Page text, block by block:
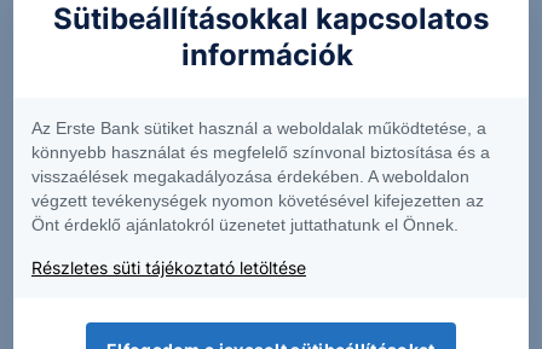
Kitörésre készül az Nvidia
ELEMZÉS
Sütibeállításokkal kapcsolatos
információk
Az Erste Bank sütiket használ a weboldalak működtetése, a
könnyebb használat és megfelelő színvonal biztosítása és a
visszaélések megakadályozása érdekében. A weboldalon
végzett tevékenységek nyomon követésével kifejezetten az
Önt érdeklő ajánlatokról üzenetet juttathatunk el Önnek.
Részletes süti tájékoztató letöltése